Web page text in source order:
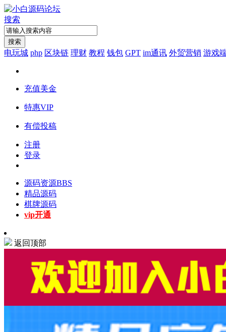
搜索
搜索
电玩城 php 区块链 理财 教程 钱包 GPT im通讯 外贸营销 游戏
充值美金
特惠VIP
有偿投稿
注册
登录
源码资源BBS
精品源码
棋牌源码
vip开通
返回顶部